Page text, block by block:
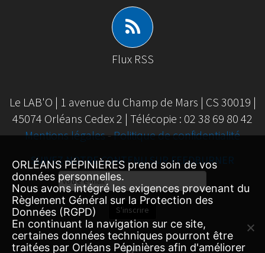
Flux RSS
Le LAB'O | 1 avenue du Champ de Mars | CS 30019 |
45074 Orléans Cedex 2 | Télécopie : 02 38 69 80 42
Mentions légales-Politique de confidentialité
SUIVEZ NOTRE CONTENU SUR FEEDBURNER
Email
Subscription
S'inscrire
ORLÉANS PÉPINIÈRES prend soin de vos
données personnelles.
Nous avons intégré les exigences provenant du
Règlement Général sur la Protection des
Données (RGPD)
En continuant la navigation sur ce site,
certaines données techniques pourront être
traitées par Orléans Pépinières afin d'améliorer